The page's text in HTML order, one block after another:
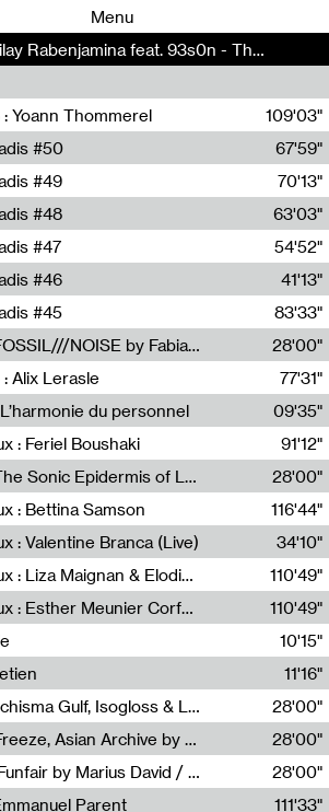
Menu
feat. 93s0n - The Artificial Kid (5)
Yoann Thommerel
Thommerel
109'03"
#50
67'59"
#49
70'13"
#48
63'03"
#47
54'52"
#46
41'13"
#45
83'33"
Radia Show #1113 : FOSSIL///NOISE by Fabiana Gibim / Wave Farm
28'00"
Alix Lerasle
77'31"
du personnel
09'35"
: Feriel Boushaki
91'12"
Radia Show #1112 : The Sonic Epidermis of Lake Léman by Paul Courlet / Guest Slot
28'00"
: Bettina Samson
116'44"
: Valentine Branca (Live)
34'10"
Écouter sans les yeux : Liza Maignan & Elodie Lecat
110'49"
Écouter sans les yeux : Esther Meunier Corfdyr
110'49"
10'15"
11'16"
Radia Show #1111 : Schisma Gulf, Isogloss & Lament For The Old Clock By Harvey Young / Resonance
28'00"
Radia Show #1110 : Freeze, Asian Archive by Avita Maheen / Radio Worm
28'00"
Radia Show #1109 : Funfair by Marius David / JET FM
28'00"
Parent
111'33"
00
00